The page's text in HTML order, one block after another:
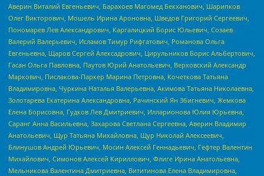
Аверин Виталий Евгеньевич, Барахоев Магомед Бекханович, Шарипков
Олег Викторович, Мошель Ирина Ароновна, Шведов Григорий Сергеевич,
Пономарев Лев Александрович, Каргалицкий Борис Юльевич, Созаев
Валерий Валерьевич, Исламов Тимур Рифгатович, Романова Ольга
Евгеньевна, Щаров Сергей Алексадрович, Цирульников Борис Альбертович,
Гасан Ольга Павловна, Паутов Юрий Анатольевич, Верховский Александр
Маркович, Пислакова-Паркер Марина Петровна, Кочеткова Татьяна
Владимировна, Чуркина Наталья Валерьевна, Акимова Татьяна Николаевна,
Золотарева Екатерина Александровна, Рачинский Ян Збигневич, Жемкова
Елена Борисовна, Гудков Лев Дмитриевич, Илларионова Юлия Юрьевна,
Саранг Анна Васильевна, Захарова Светлана Сергеевна, Аверин Владимир
Анатольевич, Щур Татьяна Михайловна, Щур Николай Алексеевич,
Блинушов Андрей Юрьевич, Мосин Алексей Геннадьевич, Гефтер Валентин
Михайлович, Симонов Алексей Кириллович, Флиге Ирина Анатольевна,
Мельникова Валентина Дмитриевна, Вититинова Елена Владимировна,